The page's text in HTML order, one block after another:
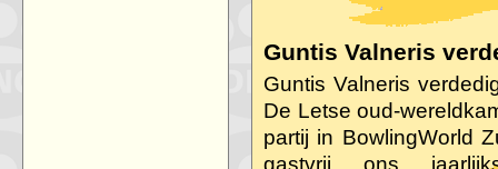
Guntis Valneris
Guntis Valneris
De Letse oud-
partij in BowlingWorld
gastvrij ons